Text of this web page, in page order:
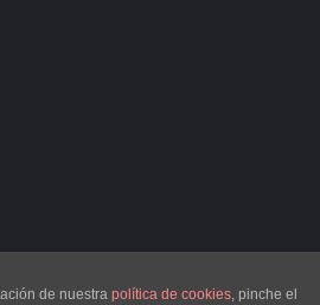
de nuestra política de cookies, pinche el